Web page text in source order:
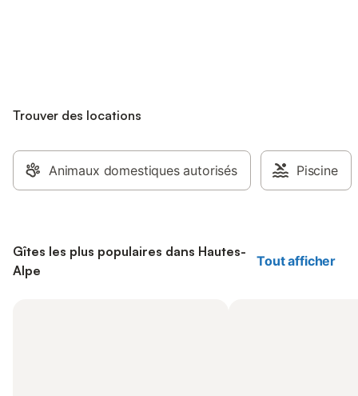
Trouver des locations
Animaux domestiques autorisés Piscine
Gîtes les plus populaires dans Hautes-
Alpe
Tout afficher